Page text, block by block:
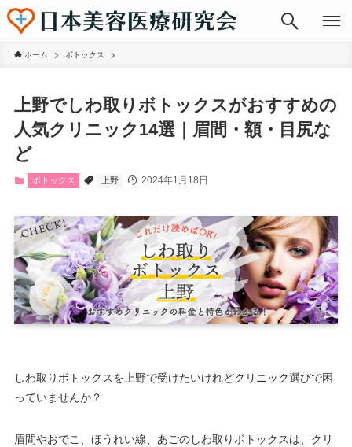
ホーム ボトックス
上野でしわ取りボトックスがおすすめの
人気クリニック14選｜眉間・額・目尻な
ど
ボトックス 上野 2024年1月18日
しわ取りボトックスを上野で受けたいけれどクリニック選びで困
っていませんか？
眉間やおでこ、ほうれい線、あごのしわ取りボトックスは、クリ